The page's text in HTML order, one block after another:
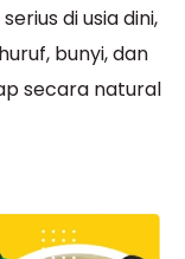
di usia dini,
bunyi, dan
secara natural